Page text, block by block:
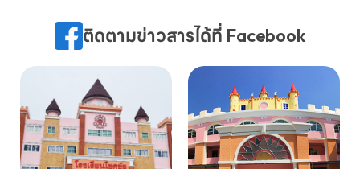
075-691910ติดตามข่าวสารได้ที่ Facebook